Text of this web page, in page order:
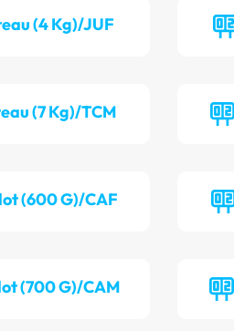
(4 Kg)/JUF
(7 Kg)/TCM
(600 G)/CAF
(700 G)/CAM